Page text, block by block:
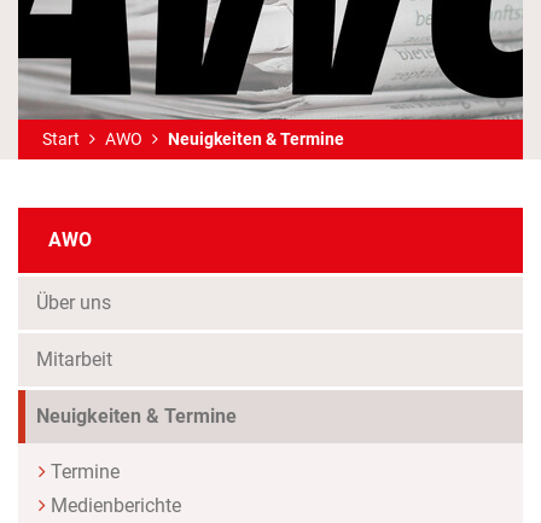
Start AWO Neuigkeiten & Termine
AWO
Über uns
Mitarbeit
Neuigkeiten & Termine
Termine
Medienberichte